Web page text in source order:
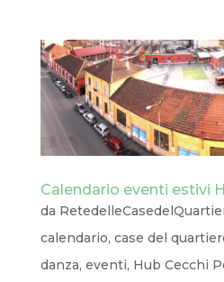
Calendario eventi estivi
da
calendario, case del
danza, eventi, Hub Cecchi